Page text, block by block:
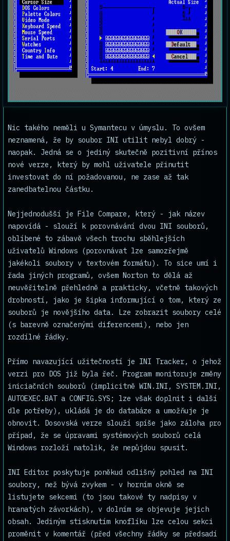
Nic takého neměli u Symantecu v úmyslu. To ovšem
neznamená, že by soubor INI utilit nebyl dobrý -
naopak. Jedná se o jediný skutečně pozitivní přínos
nové verze, který by mohl uživatele přinutit
investovat do ní požadovanou, ne zase až tak
zanedbatelnou částku.
Nejjednodušší je File Compare, který - jak název
napovídá - slouží k porovnávání dvou INI souborů,
oblíbené to zábavě všech trochu sběhlejších
uživatelů Windows (porovnávat lze samozřejmě
jakékoli soubory v textovém formátu). To sice umí i
řada jiných programů, ovšem Norton to dělá až
neuvěřitelně přehledně a prakticky, včetně takových
drobností, jako je šipka informující o tom, který ze
souborů je novějšího data. Lze zobrazit soubory celé
(s barevně označenými diferencemi), nebo jen
rozdílné řádky.
Přímo navazující užitečností je INI Tracker, o jehož
verzi pro DOS již byla řeč. Program monitoruje změny
iniciačních souborů (implicitně WIN.INI, SYSTEM.INI,
AUTOEXEC.BAT a CONFIG.SYS; lze však doplnit i další
dle potřeby), ukládá je do databáze a umožňuje je
obnovit. Dosovská verze slouží spíše jako záloha pro
případ, že se úpravami systémových souborů celá
Windows rozloží natolik, že nepůjdou spusit.
INI Editor poskytuje poněkud odlišný pohled na INI
soubory, než bývá zvykem - v horním okně se
listujete sekcemi (to jsou takové ty nadpisy v
hranatých závorkách), v dolním se objevuje jejich
obsah. Jediným stisknutím knoflíku lze celou sekci
proměnit v komentář (před všechny řádky se předsadí